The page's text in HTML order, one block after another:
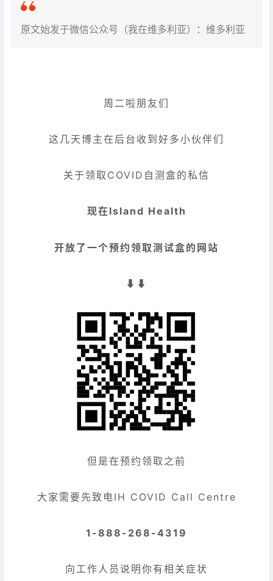
原文始发于微信公众号（我在维多利亚）：维多利亚
周二啦朋友们
这几天博主在后台收到好多小伙伴们
关于领取COVID自测盒的私信
现在Island Health
开放了一个预约领取测试盒的网站
⬇️⬇️
但是在预约领取之前
大家需要先致电IH COVID Call Centre
1-888-268-4319
向工作人员说明你有相关症状